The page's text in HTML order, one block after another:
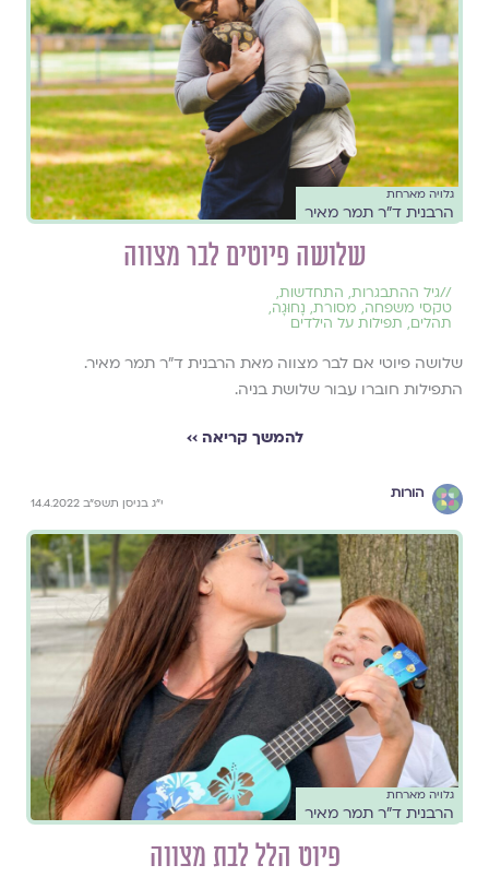
גלויה מארחת
הרבנית ד״ר תמר מאיר
שלושה פיוטים לבר מצווה
//גיל ההתבגרות, התחדשות,
טקסי משפחה, מסורת, נָחוּגָה,
תהלים, תפילות על הילדים
שלושה פיוטי אם לבר מצווה מאת הרבנית ד״ר תמר מאיר.
התפילות חוברו עבור שלושת בניה.
להמשך קריאה ››
הורות
י״ג בניסן תשפ״ב 14.4.2022
גלויה מארחת
הרבנית ד״ר תמר מאיר
פיוט הלל לבת מצווה